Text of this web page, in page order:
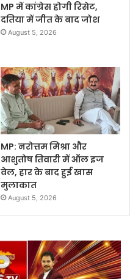
MP में कांग्रेस होगी रिसेट,
दतिया में जीत के बाद जोश
August 5, 2026
MP: नरोत्तम मिश्रा और
आशुतोष तिवारी में ऑल इज
वेल, हार के बाद हुई खास
मुलाकात
August 5, 2026